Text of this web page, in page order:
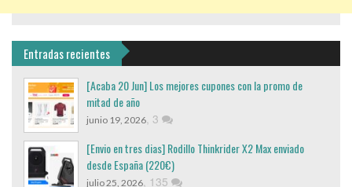
Entradas recientes
[Acaba 20 Jun] Los mejores cupones con la promo de
mitad de año
junio 19, 2026, 3
[Envio en tres dias] Rodillo Thinkrider X2 Max enviado
desde España (220€)
julio 25, 2026, 135